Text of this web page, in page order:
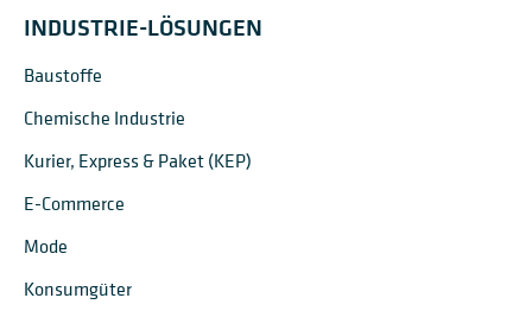
INDUSTRIE-LÖSUNGEN
Baustoffe
Chemische Industrie
Kurier, Express & Paket (KEP)
E-Commerce
Mode
Konsumgüter